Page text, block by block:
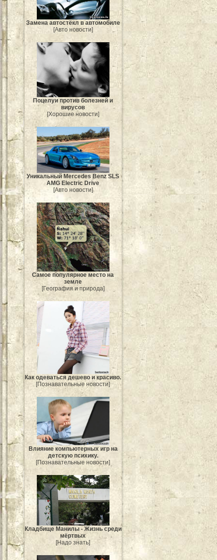
Замена автостёкл в автомобиле
[Авто новости]
Поцелуи против болезней и
вирусов
[Хорошие новости]
Уникальный Mercedes Benz SLS
AMG Electric Drive
[Авто новости]
Самое популярное место на
земле
[География и природа]
Как одеваться дешево и красиво.
[Познавательные новости]
Влияние компьютерных игр на
детскую психику.
[Познавательные новости]
Кладбище Манилы - Жизнь среди
мёртвых
[Надо знать]